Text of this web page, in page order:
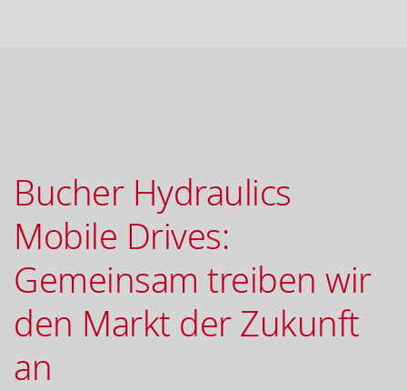
Bucher Hydraulics
Mobile Drives:
Gemeinsam treiben wir
den Markt der Zukunft
an